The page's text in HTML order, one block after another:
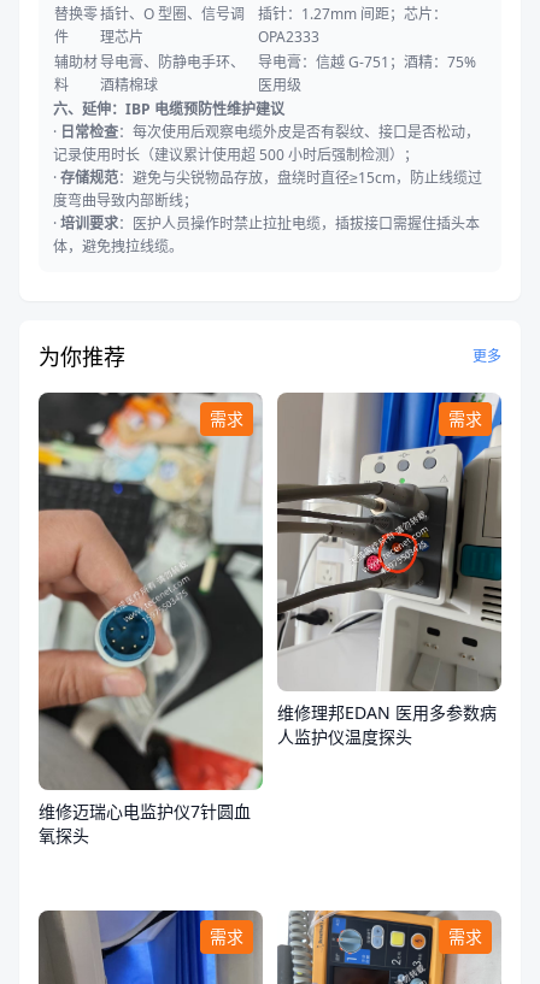
替换零
件
插针、O 型圈、信号调
理芯片
插针：1.27mm 间距；芯片：
OPA2333
辅助材
料
导电膏、防静电手环、
酒精棉球
导电膏：信越 G-751；酒精：75%
医用级
六、延伸：IBP 电缆预防性维护建议
· 日常检查：每次使用后观察电缆外皮是否有裂纹、接口是否松动，
记录使用时长（建议累计使用超 500 小时后强制检测）；
·存储规范：避免与尖锐物品存放，盘绕时直径≥15cm，防止线缆过
度弯曲导致内部断线；
·培训要求：医护人员操作时禁止拉扯电缆，插拔接口需握住插头本
体，避免拽拉线缆。
为你推荐 更多
需求
维修迈瑞心电监护仪7针圆血
氧探头
需求
维修理邦EDAN 医用多参数病
人监护仪温度探头
需求 需求